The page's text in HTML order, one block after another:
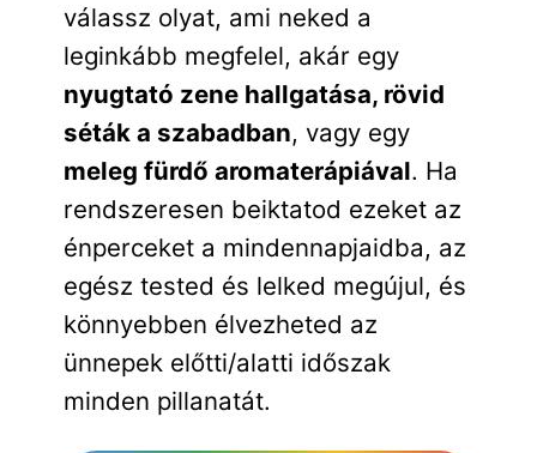
válassz olyat, ami neked a
leginkább megfelel, akár egy
nyugtató zene hallgatása, rövid
séták a szabadban, vagy egy
meleg fürdő aromaterápiával. Ha
rendszeresen beiktatod ezeket az
énperceket a mindennapjaidba, az
egész tested és lelked megújul, és
könnyebben élvezheted az
ünnepek előtti/alatti időszak
minden pillanatát.